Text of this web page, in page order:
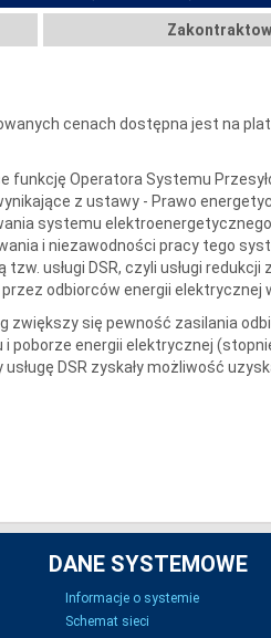
cenach dostępna jest na
funkcję Operatora Systemu
z ustawy - Prawo
systemu
i niezawodności pracy tego
usługi DSR, czyli usługi
odbiorców energii elektrycznej
zwiększy się pewność zasilania
poborze energii elektrycznej
DSR zyskały możliwość
DANE SYSTEMOWE
Informacje o systemie
Schemat sieci